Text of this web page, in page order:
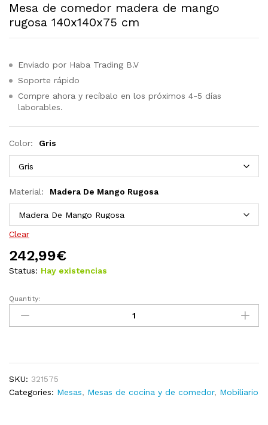
Mesa de comedor madera de mango
rugosa 140x140x75 cm
Enviado por Haba Trading B.V
Soporte rápido
Compre ahora y recíbalo en los próximos 4-5 días
laborables.
Color: Gris
Material: Madera De Mango Rugosa
Clear
242,99€
Status: Hay existencias
Mesa
comedor
rugosa
140x140x75
Quantity:
SKU: 321575
Categories: Mesas, Mesas de cocina y de comedor, Mobiliario